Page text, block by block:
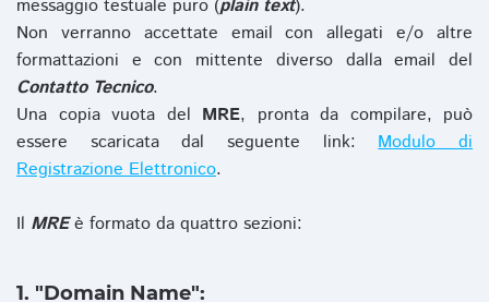
messaggio testuale puro (plain text).
Non verranno accettate email con allegati e/o altre
formattazioni e con mittente diverso dalla email del
Contatto Tecnico.
Una copia vuota del MRE, pronta da compilare, può
essere scaricata dal seguente link:Modulo di
Registrazione Elettronico.
Il MREè formato da quattro sezioni:
1. "Domain Name":